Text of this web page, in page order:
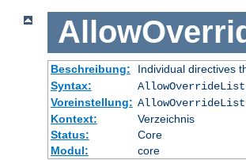
Beschreibung: Individual directives
Syntax:
AllowOverrideList
Voreinstellung: AllowOverrideList
Kontext:
Verzeichnis
Status:
Core
Modul:
core